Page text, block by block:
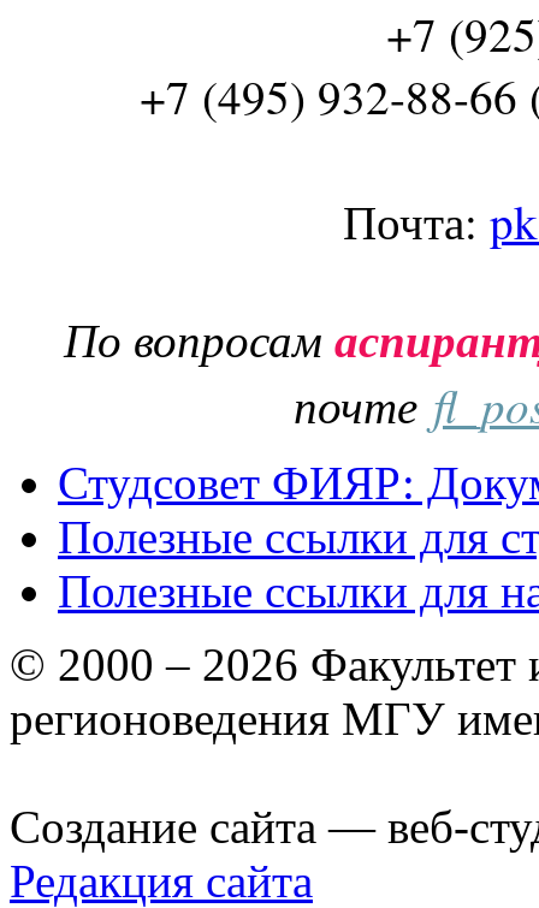
+7
+7 (495) 932-88-66
Почта:
По вопросам
почте
Студсовет ФИЯР:
Полезные ссылки для
Полезные ссылки для
© 2000 – 2026 Факультет
регионоведения МГУ
Создание сайта — веб-
Редакция сайта